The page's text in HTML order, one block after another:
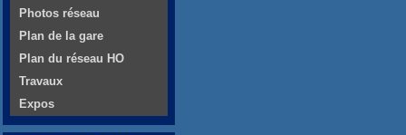
Photos réseau
Plan de la gare
Plan du réseau HO
Travaux
Expos